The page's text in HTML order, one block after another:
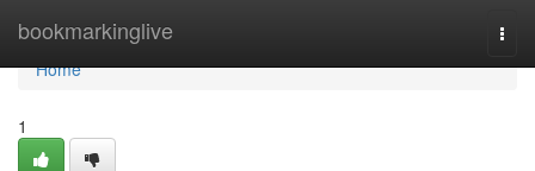
bookmarkinglive
Home
Home
1